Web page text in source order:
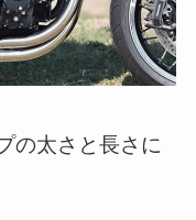
の太さと長さに